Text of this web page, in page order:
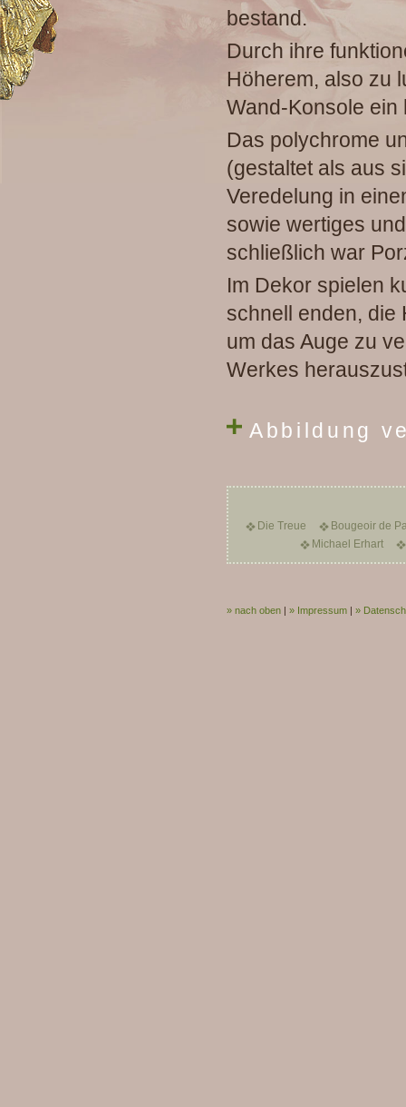
bestand.
Durch ihre
Höherem, also zu
Wand-Konsole
Das polychrome
(gestaltet als aus
Veredelung in
sowie wertiges
schließlich war
Im Dekor spielen
schnell enden, die
um das Auge zu
Werkes
Abbildung
Die Treue
Bougeoir de
Michael Erhart
» nach oben | » Impressum | »